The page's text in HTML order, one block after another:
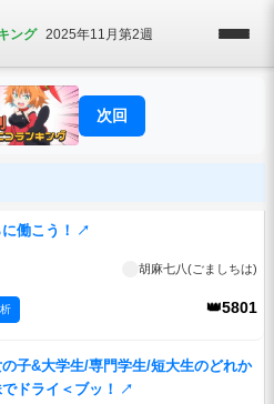
ング 2025年11月第2週
次回
働こう！ ↗
胡麻七八(ごましちは)
👑5801
子&大学生/専門学生/短大生のどれか
ドライ＜ブッ！
↗